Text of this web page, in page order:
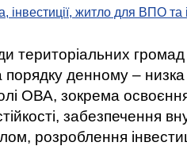
інвестиції, житло для ВПО
територіальних громад
порядку денному –
ОВА, зокрема освоєння
забезпечення
розроблення